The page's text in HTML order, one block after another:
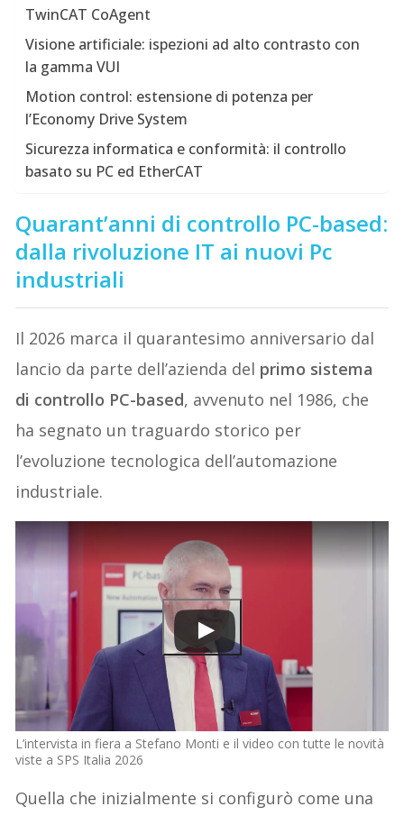
TwinCAT CoAgent
Visione artificiale: ispezioni ad alto contrasto con
la gamma VUI
Motion control: estensione di potenza per
l’Economy Drive System
Sicurezza informatica e conformità: il controllo
basato su PC ed EtherCAT
Quarant’anni di controllo PC-based:
dalla rivoluzione IT ai nuovi Pc
industriali
Il 2026 marca il quarantesimo anniversario dal
lancio da parte dell’azienda del primo sistema
di controllo PC-based, avvenuto nel 1986, che
ha segnato un traguardo storico per
l’evoluzione tecnologica dell’automazione
industriale.
L’intervista in fiera a Stefano Monti e il video con tutte le novità
viste a SPS Italia 2026
Quella che inizialmente si configurò come una